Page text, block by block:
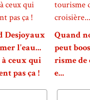
Desjoyaux
l'eau...
à ceux qui
pas ça !
Quand
peut
risme
e...